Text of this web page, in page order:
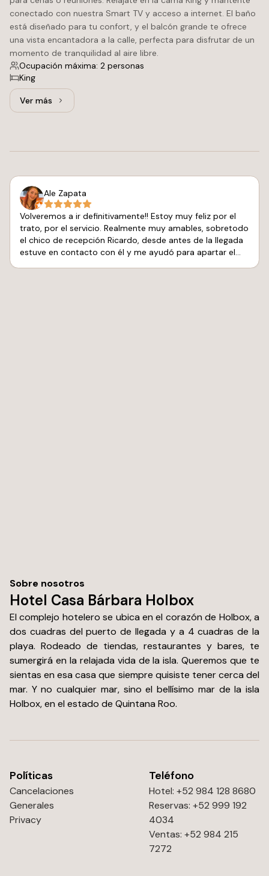
conectado con nuestra Smart TV y acceso a internet. El baño
está diseñado para tu confort, y el balcón grande te ofrece
una vista encantadora a la calle, perfecta para disfrutar de un
momento de tranquilidad al aire libre.
Ocupación máxima: 2 personas
King
Ver másVer más: Máster Suite, 1 cama King
Ale Zapata
Volveremos a ir definitivamente!! Estoy muy feliz por el
trato, por el servicio. Realmente muy amables, sobretodo
el chico de recepción Ricardo, desde antes de la llegada
estuve en contacto con él y me ayudó para apartar el
Sobre nosotros
Hotel Casa Bárbara Holbox
El complejo hotelero se ubica en el corazón de Holbox, a
dos cuadras del puerto de llegada y a 4 cuadras de la
playa. Rodeado de tiendas, restaurantes y bares, te
sumergirá en la relajada vida de la isla. Queremos que te
sientas en esa casa que siempre quisiste tener cerca del
mar. Y no cualquier mar, sino el bellísimo mar de la isla
Holbox, en el estado de Quintana Roo.
Políticas
Cancelaciones
Generales
Privacy
Teléfono
Hotel: +52 984 128 8680
Reservas: +52 999 192
4034
Ventas: +52 984 215
7272